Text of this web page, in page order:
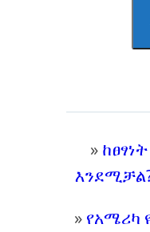
»
» የአሜሪካ